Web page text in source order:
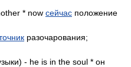
* now сейчас положение
разочарования;
- he is in the soul * он